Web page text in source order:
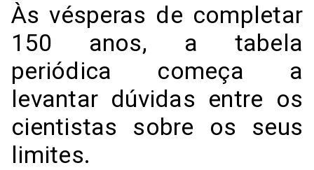
Às vésperas de completar
150 anos, a tabela
periódica começa a
levantar dúvidas entre os
cientistas sobre os seus
limites.